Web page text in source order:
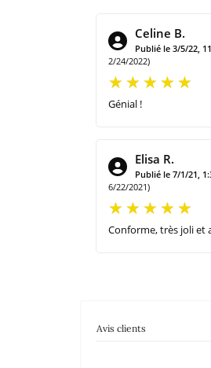
Celine B.
Publié le 3/5/22,
2/24/2022)
Génial !
Elisa R.
Publié le 7/1/21,
6/22/2021)
Conforme, très joli et
Avis clients